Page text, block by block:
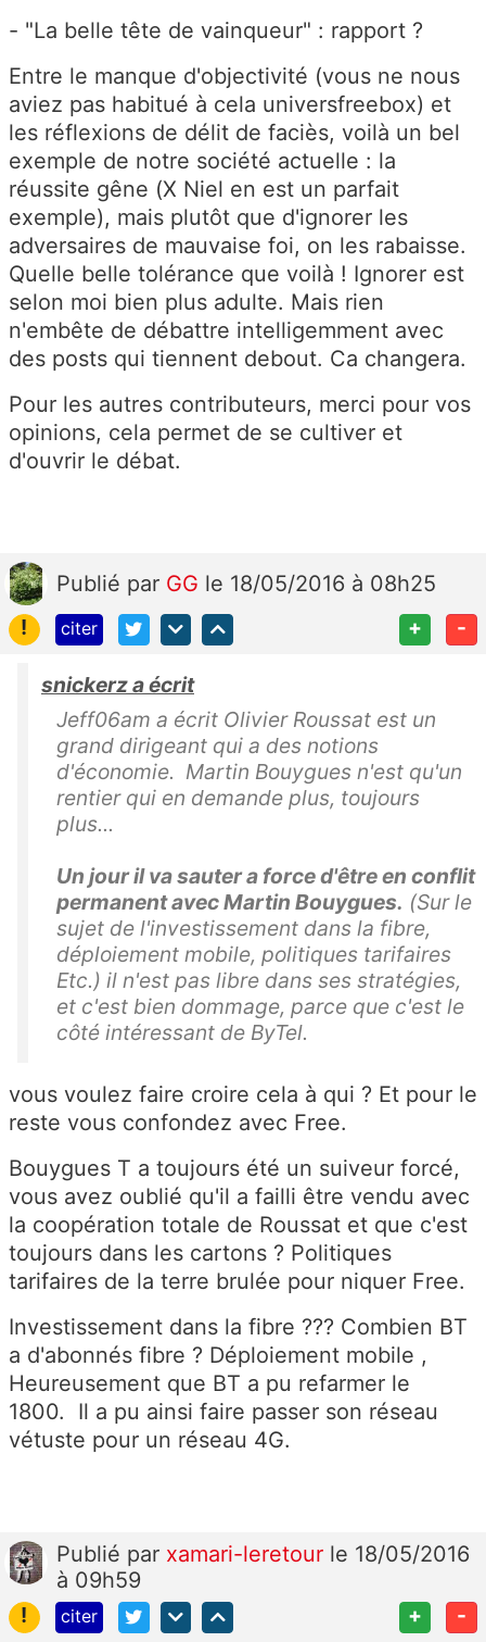
- "La belle tête de vainqueur" : rapport ?
Entre le manque d'objectivité (vous ne nous
aviez pas habitué à cela universfreebox) et
les réflexions de délit de faciès, voilà un bel
exemple de notre société actuelle : la
réussite gêne (X Niel en est un parfait
exemple), mais plutôt que d'ignorer les
adversaires de mauvaise foi, on les rabaisse.
Quelle belle tolérance que voilà ! Ignorer est
selon moi bien plus adulte. Mais rien
n'embête de débattre intelligemment avec
des posts qui tiennent debout. Ca changera.
Pour les autres contributeurs, merci pour vos
opinions, cela permet de se cultiver et
d'ouvrir le débat.
Publié par GG le 18/05/2016 à 08h25
!
citer + -
snickerz a écrit
Jeff06am a écrit Olivier Roussat est un
grand dirigeant qui a des notions
d'économie. Martin Bouygues n'est qu'un
rentier qui en demande plus, toujours
plus...
Un jour il va sauter a force d'être en conflit
permanent avec Martin Bouygues. (Sur le
sujet de l'investissement dans la fibre,
déploiement mobile, politiques tarifaires
Etc.) il n'est pas libre dans ses stratégies,
et c'est bien dommage, parce que c'est le
côté intéressant de ByTel.
vous voulez faire croire cela à qui ? Et pour le
reste vous confondez avec Free.
Bouygues T a toujours été un suiveur forcé,
vous avez oublié qu'il a failli être vendu avec
la coopération totale de Roussat et que c'est
toujours dans les cartons ? Politiques
tarifaires de la terre brulée pour niquer Free.
Investissement dans la fibre ??? Combien BT
a d'abonnés fibre ? Déploiement mobile ,
Heureusement que BT a pu refarmer le
1800. Il a pu ainsi faire passer son réseau
vétuste pour un réseau 4G.
Publié par xamari-leretour le 18/05/2016
à 09h59
!
citer + -